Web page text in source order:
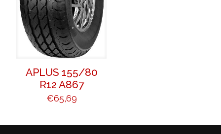
APLUS 155/80
R12 A867
€65,69